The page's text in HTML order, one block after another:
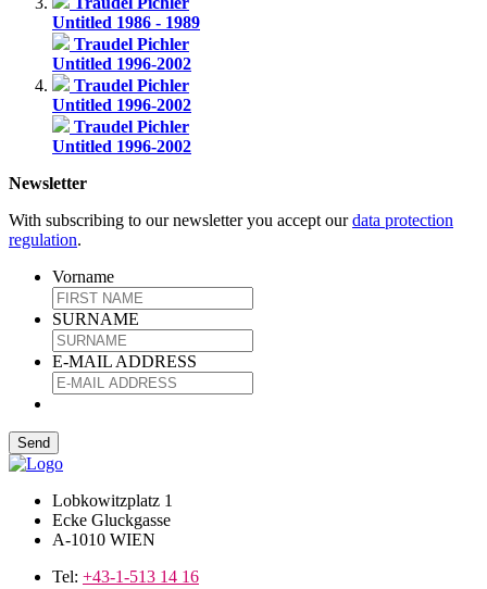
Untitled 1986 - 1989
Traudel Pichler
Untitled 1996-2002
Traudel Pichler
Untitled 1996-2002
Traudel Pichler
Untitled 1996-2002
Newsletter
With subscribing to our newsletter you accept ourdata protection
regulation.
Vorname
SURNAME
E-MAIL ADDRESS
Lobkowitzplatz 1
Ecke Gluckgasse
A-1010 WIEN
Tel: +43-1-513 14 16